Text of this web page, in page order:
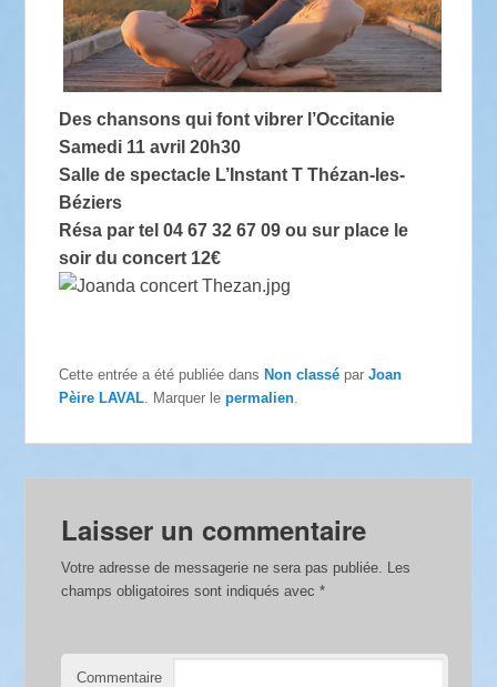
Des chansons qui font vibrer l’Occitanie
Samedi 11 avril 20h30
Salle de spectacle L’Instant T Thézan-les-
Béziers
Résa par tel 04 67 32 67 09ou sur place le
soir du concert 12€
Cette entrée a été publiée dans Non classé parJoan
Pèire LAVAL . Marquer lepermalien
Laisser un commentaire
Votre adresse de messagerie ne sera pas publiée.
Les
champs obligatoires sont indiqués avec*
Commentaire